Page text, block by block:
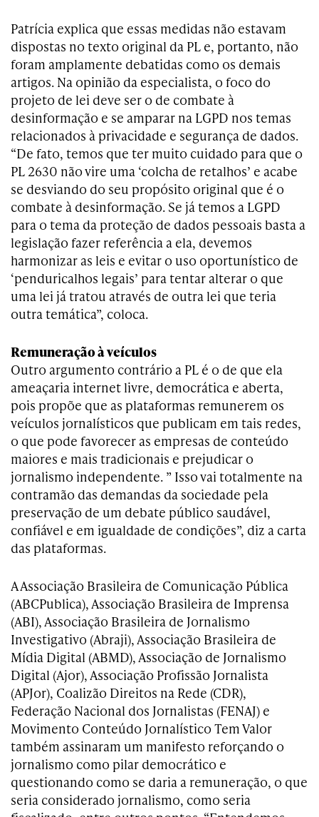
Patrícia explica que essas medidas não estavam
dispostas no texto original da PL e, portanto, não
foram amplamente debatidas como os demais
artigos. Na opinião da especialista, o foco do
projeto de lei deve ser o de combate à
desinformação e se amparar na LGPD nos temas
relacionados à privacidade e segurança de dados.
“De fato, temos que ter muito cuidado para que o
PL 2630 não vire uma ‘colcha de retalhos’ e acabe
se desviando do seu propósito original que é o
combate à desinformação. Se já temos a LGPD
para o tema da proteção de dados pessoais basta a
legislação fazer referência a ela, devemos
harmonizar as leis e evitar o uso oportunístico de
‘penduricalhos legais’ para tentar alterar o que
uma lei já tratou através de outra lei que teria
outra temática”, coloca.
Remuneração à veículos
Outro argumento contrário a PL é o de que ela
ameaçaria internet livre, democrática e aberta,
pois propõe que as plataformas remunerem os
veículos jornalísticos que publicam em tais redes,
o que pode favorecer as empresas de conteúdo
maiores e mais tradicionais e prejudicar o
jornalismo independente. ” Isso vai totalmente na
contramão das demandas da sociedade pela
preservação de um debate público saudável,
confiável e em igualdade de condições”, diz a carta
das plataformas.
A Associação Brasileira de Comunicação Pública
(ABCPublica), Associação Brasileira de Imprensa
(ABI), Associação Brasileira de Jornalismo
Investigativo (Abraji), Associação Brasileira de
Mídia Digital (ABMD), Associação de Jornalismo
Digital (Ajor), Associação Profissão Jornalista
(APJor), Coalizão Direitos na Rede (CDR),
Federação Nacional dos Jornalistas (FENAJ) e
Movimento Conteúdo Jornalístico Tem Valor
também assinaram um manifesto reforçando o
jornalismo como pilar democrático e
questionando como se daria a remuneração, o que
seria considerado jornalismo, como seria